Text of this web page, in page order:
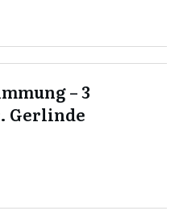
– 3
Gerlinde